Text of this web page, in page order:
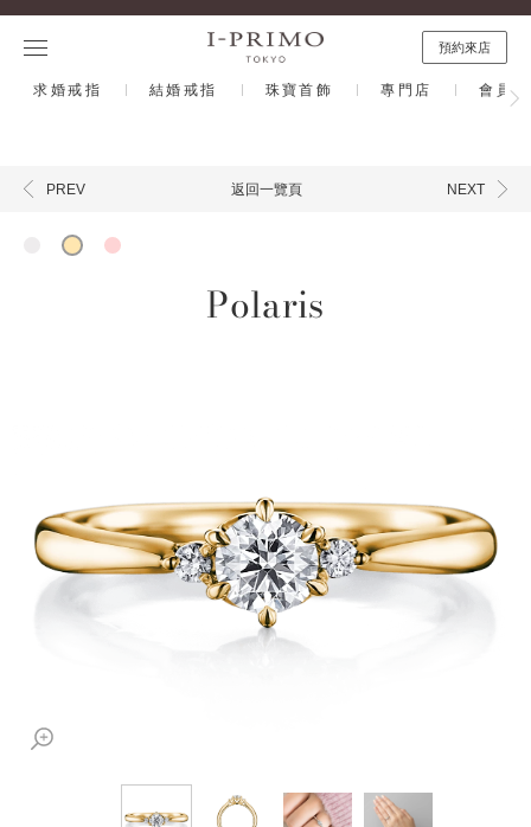
預約來店
求婚戒指 結婚戒指 珠寶首飾 專門店 會員
PREV 返回一覽頁 NEXT
Polaris